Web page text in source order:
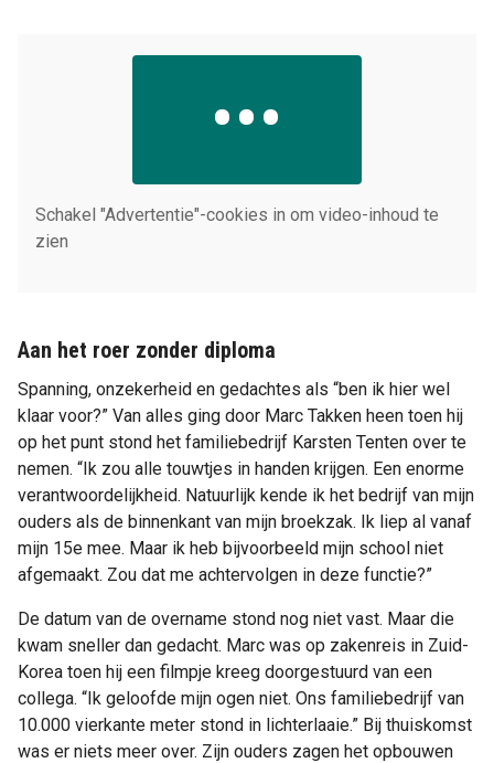
Schakel "Advertentie"-cookies in om video-inhoud te
zien
Aan het roer zonder diploma
Spanning, onzekerheid en gedachtes als “ben ik hier wel
klaar voor?” Van alles ging door Marc Takken heen toen hij
op het punt stond het familiebedrijf Karsten Tenten over te
nemen. “Ik zou alle touwtjes in handen krijgen. Een enorme
verantwoordelijkheid. Natuurlijk kende ik het bedrijf van mijn
ouders als de binnenkant van mijn broekzak. Ik liep al vanaf
mijn 15e mee. Maar ik heb bijvoorbeeld mijn school niet
afgemaakt. Zou dat me achtervolgen in deze functie?”
De datum van de overname stond nog niet vast. Maar die
kwam sneller dan gedacht. Marc was op zakenreis in Zuid-
Korea toen hij een filmpje kreeg doorgestuurd van een
collega. “Ik geloofde mijn ogen niet. Ons familiebedrijf van
10.000 vierkante meter stond in lichterlaaie.” Bij thuiskomst
was er niets meer over. Zijn ouders zagen het opbouwen